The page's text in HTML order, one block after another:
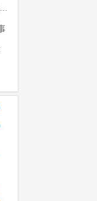
想出现在这里？联系我们吧